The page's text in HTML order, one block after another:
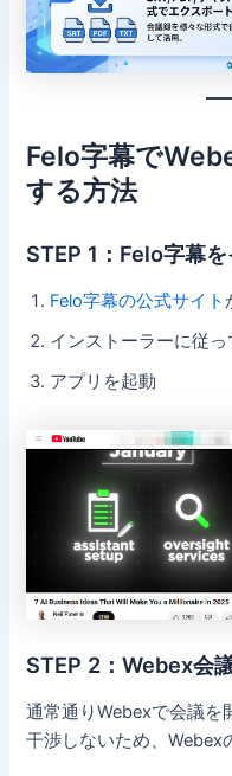
Felo字幕で
する方法
STEP 1：Felo字幕
Felo字幕の公式サイト
インストーラーに従
アプリを起動
STEP 2：Webex会
通常通りWebexで会議を
干渉しないため、Webex